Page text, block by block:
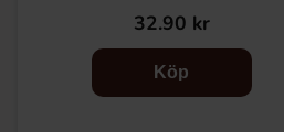
32.90 kr
Köp